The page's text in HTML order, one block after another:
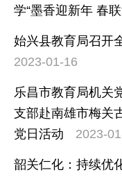
学“墨香迎新年 春
始兴县教育局召开
2023-01-16
乐昌市教育局机关
支部赴南雄市梅关
党日活动
2023-
韶关仁化：持续优